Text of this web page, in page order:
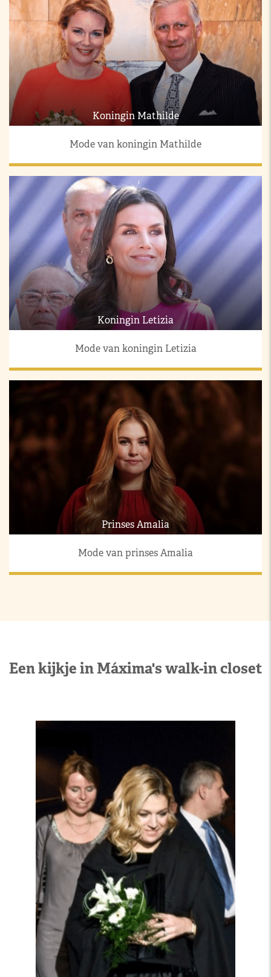
Koningin Mathilde
Mode van koningin Mathilde
Koningin Letizia
Mode van koningin Letizia
Prinses Amalia
Mode van prinses Amalia
Een kijkje in Máxima's walk-in closet